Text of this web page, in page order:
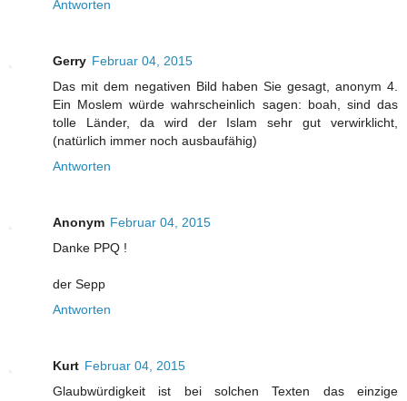
Antworten
Gerry Februar 04, 2015
Das mit dem negativen Bild haben Sie gesagt, anonym 4.
Ein Moslem würde wahrscheinlich sagen: boah, sind das
tolle Länder, da wird der Islam sehr gut verwirklicht,
(natürlich immer noch ausbaufähig)
Antworten
Anonym Februar 04, 2015
Danke PPQ !
der Sepp
Antworten
Kurt Februar 04, 2015
Glaubwürdigkeit ist bei solchen Texten das einzige